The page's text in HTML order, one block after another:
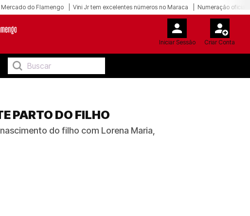
Mercado do Flamengo Vini Jr tem excelentes números no Maraca Numeração oficial
Iniciar Sessão Criar Conta
PARTO DO FILHO
do filho com Lorena Maria,